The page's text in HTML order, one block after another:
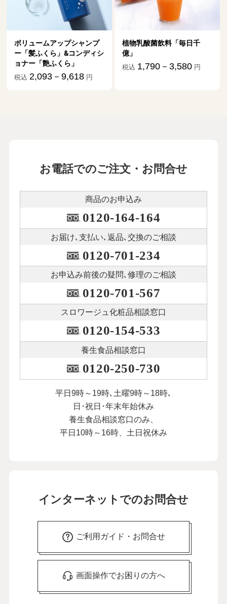
ムアップシャンプ
くら」&コンディシ
艶ふくら」
－9,618 円
植物乳酸菌飲料「毎日千
億」
1,790－3,580 円
お電話でのご注文・お問合せ
商品のお申込み
0120-164-164
お届け､支払い､ 返品､交換のご相談
0120-701-234
お申込み前後の疑問､修理のご相談
0120-701-567
スロワージュ化粧品相談窓口
0120-154-533
養生食品相談窓口
0120-250-730
平日9時～19時､土曜9時～18時､
日･祝日･年末年始休み
養生食品相談窓口のみ、
平日10時～16時、土日祝休み
インターネットでのお問合せ
ご利用ガイド・お問合せ
画面操作でお困りの方へ